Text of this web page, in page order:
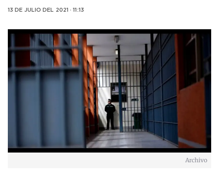
13 DE JULIO DEL 2021 · 11:13
Archivo